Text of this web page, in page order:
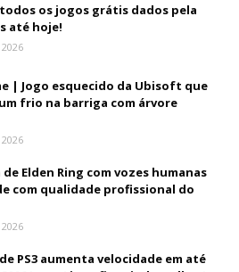
os jogos grátis dados pela
até hoje!
| Jogo esquecido da Ubisoft que
frio na barriga com árvore
Elden Ring com vozes humanas
com qualidade profissional do
PS3 aumenta velocidade em até